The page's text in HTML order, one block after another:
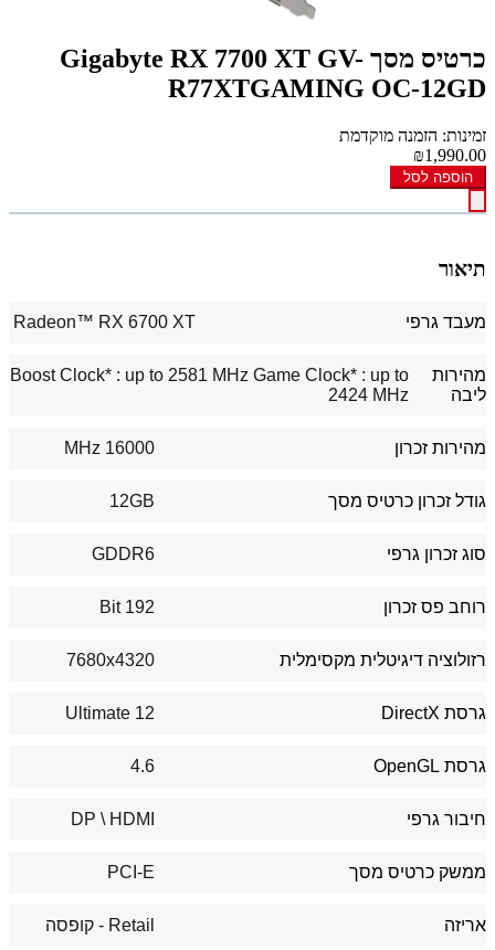
כרטיס מסך Gigabyte RX 7700 XT GV-
R77XTGAMING OC-12GD
זמינות: הזמנה מוקדמת
₪1,990.00
הוספה לסל
תיאור
מעבד גרפי Radeon™ RX 6700 XT
מהירות
ליבה
Boost Clock* : up to 2581 MHz Game Clock* : up to
2424 MHz
מהירות זכרון 16000 MHz
גודל זכרון כרטיס מסך 12GB
סוג זכרון גרפי GDDR6
רוחב פס זכרון 192 Bit
רזולוציה דיגיטלית מקסימלית 7680x4320
גרסת DirectX 12 Ultimate
גרסת OpenGL 4.6
חיבור גרפי HDMI
\ DP
ממשק כרטיס מסך PCI-E
אריזה Retail - קופסה